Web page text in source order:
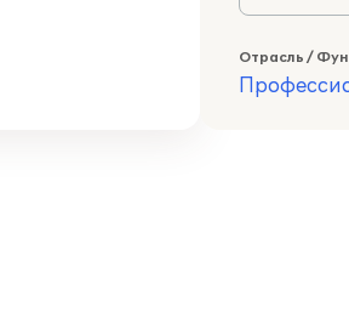
Отрасль /